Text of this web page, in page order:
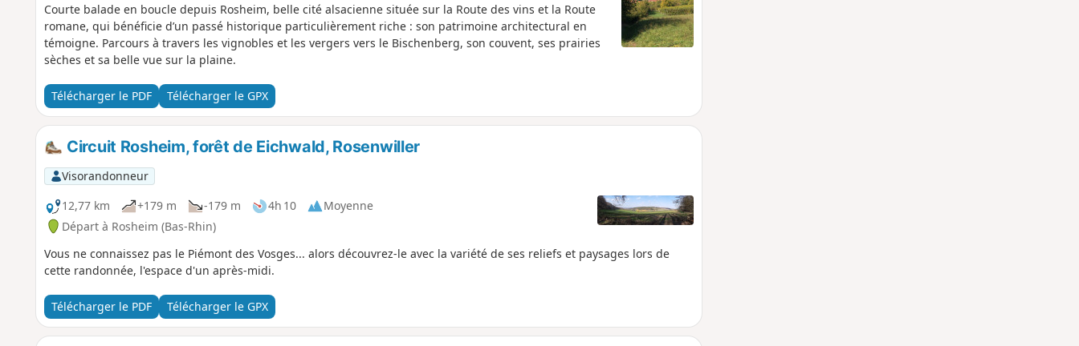
Courte balade en boucle depuis Rosheim, belle cité alsacienne située sur la Route des vins et la Route
romane, qui bénéficie d’un passé historique particulièrement riche : son patrimoine architectural en
témoigne. Parcours à travers les vignobles et les vergers vers le Bischenberg, son couvent, ses prairies
sèches et sa belle vue sur la plaine.
Télécharger le PDF Télécharger le GPX
Circuit Rosheim, forêt de Eichwald, Rosenwiller
Visorandonneur
12,77 km
+179 m -179 m 4h 10
Moyenne
Départ à Rosheim (Bas-Rhin)
Vous ne connaissez pas le Piémont des Vosges... alors découvrez-le avec la variété de ses reliefs et paysages lors de
cette randonnée, l'espace d'un après-midi.
Télécharger le PDF Télécharger le GPX